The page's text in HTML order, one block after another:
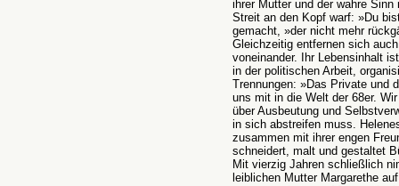
ihrer Mutter und der wahre
Streit an den Kopf warf: »Du
gemacht, »der nicht mehr
Gleichzeitig entfernen sich
voneinander. Ihr Lebensinhalt
in der politischen Arbeit,
Trennungen: »Das Private und
uns mit in die Welt der 68er.
über Ausbeutung und
in sich abstreifen muss.
zusammen mit ihrer engen
schneidert, malt und gestaltet
Mit vierzig Jahren schließlich
leiblichen Mutter Margarethe